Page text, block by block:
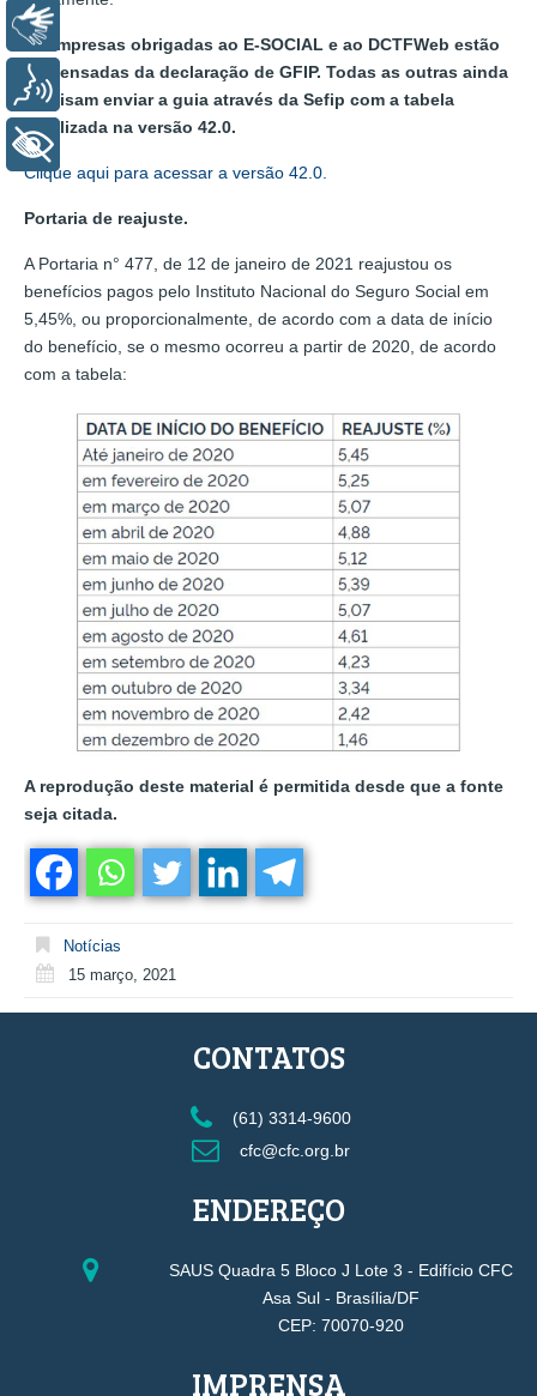
® Empresas obrigadas ao E-SOCIAL e ao DCTFWeb estão
dispensadas da declaração de GFIP. Todas as outras ainda
precisam enviar a guia através da Sefip com a tabela
atualizada na versão 42.0.
Clique aqui para acessar a versão 42.0.
Portaria de reajuste.
A Portaria n° 477, de 12 de janeiro de 2021 reajustou os
benefícios pagos pelo Instituto Nacional do Seguro Social em
5,45%, ou proporcionalmente, de acordo com a data de início
do benefício, se o mesmo ocorreu a partir de 2020, de acordo
com a tabela: ​
A reprodução deste material é permitida desde que a fonte
seja citada.
Notícias
15 março, 2021
CONTATOS
(61) 3314-9600
cfc@cfc.org.br
ENDEREÇO
SAUS Quadra 5 Bloco J Lote 3 - Edifício CFC
Asa Sul - Brasília/DF
CEP: 70070-920
IMPRENSA
Voz